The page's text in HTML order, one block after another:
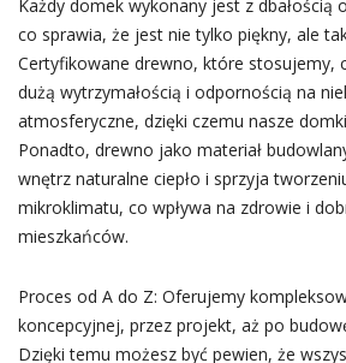
Każdy domek wykonany jest z dbałością
co sprawia, że jest nie tylko piękny, ale
Certyfikowane drewno, które stosujemy,
dużą wytrzymałością i odpornością na
atmosferyczne, dzięki czemu nasze
Ponadto, drewno jako materiał
wnętrz naturalne ciepło i sprzyja
mikroklimatu, co wpływa na zdrowie i
mieszkańców.
Proces od A do Z: Oferujemy
koncepcyjnej, przez projekt, aż po
Dzięki temu możesz być pewien, że